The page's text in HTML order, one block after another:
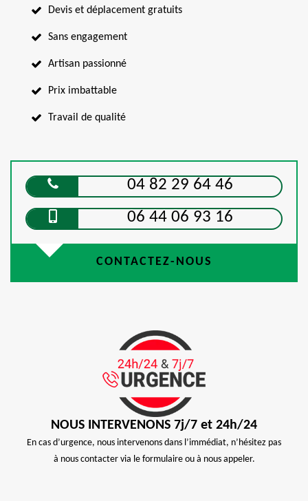
Devis et déplacement gratuits
Sans engagement
Artisan passionné
Prix imbattable
Travail de qualité
04 82 29 64 46
06 44 06 93 16
CONTACTEZ-NOUS
NOUS INTERVENONS 7j/7 et 24h/24
En cas d’urgence, nous intervenons dans l’immédiat, n’hésitez pas
à nous contacter via le formulaire ou à nous appeler.